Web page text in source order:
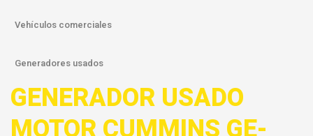
Vehículos comerciales
Generadores usados
GENERADOR USADO